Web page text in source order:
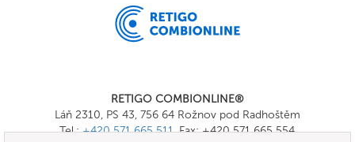
RETIGO COMBIONLINE®
Láň 2310, PS 43, 756 64 Rožnov pod Radhoštěm
Tel.:+420 571 665 511, Fax: +420 571 665 554